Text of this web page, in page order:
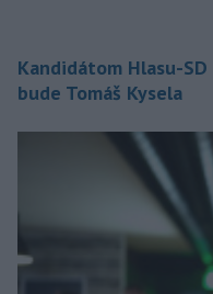
Kandidátom Hlasu-
bude Tomáš Kysela